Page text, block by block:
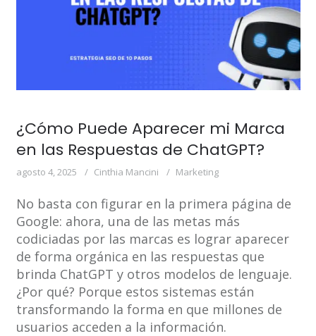
¿Cómo Puede Aparecer mi Marca
en las Respuestas de ChatGPT?
agosto 4, 2025 Cinthia Mancini Marketing
No basta con figurar en la primera página de
Google: ahora, una de las metas más
codiciadas por las marcas es lograr aparecer
de forma orgánica en las respuestas que
brinda ChatGPT y otros modelos de lenguaje.
¿Por qué? Porque estos sistemas están
transformando la forma en que millones de
usuarios acceden a la información.